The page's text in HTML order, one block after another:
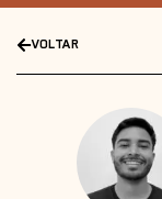
VOLTAR